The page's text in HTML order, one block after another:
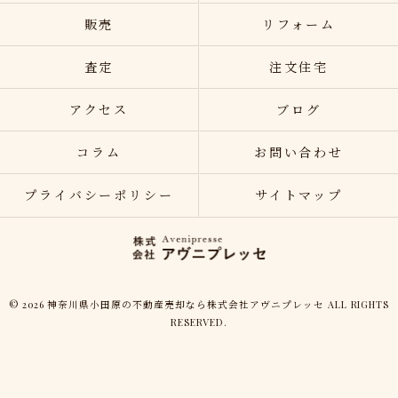
販売 リフォーム
査定 注文住宅
アクセス ブログ
コラム お問い合わせ
プライバシーポリシー サイトマップ
© 2026 神奈川県小田原の不動産売却なら株式会社アヴニプレッセ ALL RIGHTS
RESERVED.